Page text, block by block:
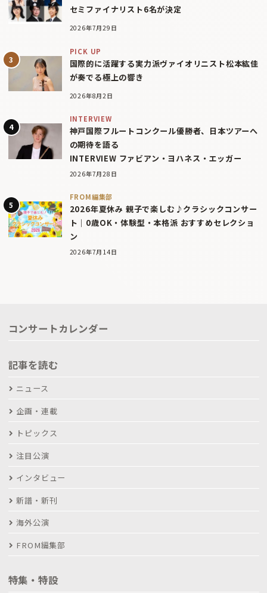
セミファイナリスト6名が決定
2026年7月29日
PICK UP
国際的に活躍する実力派ヴァイオリニスト松本紘佳
が奏でる極上の響き
2026年8月2日
INTERVIEW
神戸国際フルートコンクール優勝者、日本ツアーへ
の期待を語る
INTERVIEW ファビアン・ヨハネス・エッガー
2026年7月28日
FROM編集部
2026年夏休み 親子で楽しむ♪クラシックコンサー
ト｜0歳OK・体験型・本格派 おすすめセレクショ
ン
2026年7月14日
コンサートカレンダー
記事を読む
ニュース
企画・連載
トピックス
注目公演
インタビュー
新譜・新刊
海外公演
FROM編集部
特集・特設